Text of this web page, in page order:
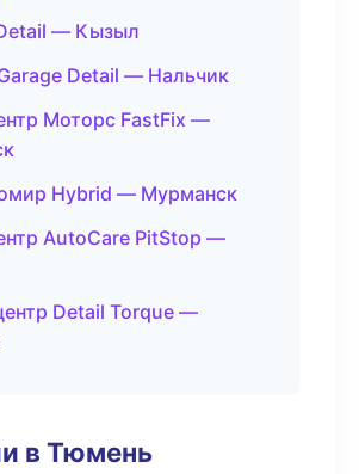
— Кызыл
Garage Detail — Нальчик
Моторс FastFix —
Hybrid — Мурманск
AutoCare PitStop —
Detail Torque —
в Тюмень